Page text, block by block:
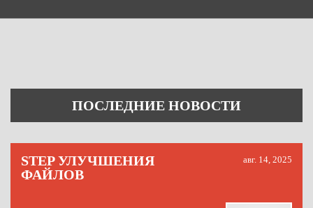
ПОСЛЕДНИЕ НОВОСТИ
STEP УЛУЧШЕНИЯ
ФАЙЛОВ
авг. 14, 2025